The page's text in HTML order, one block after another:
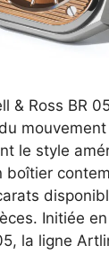
& Ross BR
le style
boîtier
Initiée
la ligne